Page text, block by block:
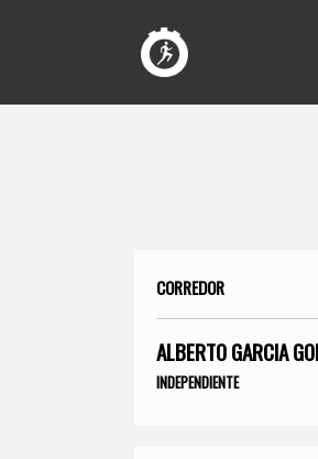
CORREDOR
ALBERTO GARCIA
INDEPENDIENTE